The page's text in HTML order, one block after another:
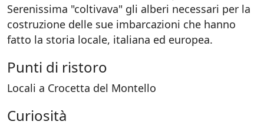
Serenissima "coltivava" gli alberi necessari per la
costruzione delle sue imbarcazioni che hanno
fatto la storia locale, italiana ed europea.
Punti di ristoro
Locali a Crocetta del Montello
Curiosità